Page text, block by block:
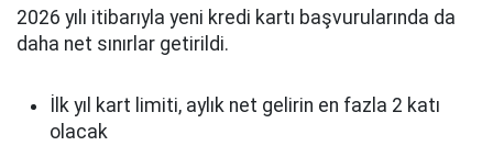
2026 yılı itibarıyla yeni kredi kartı başvurularında da
daha net sınırlar getirildi.
İlk yıl kart limiti, aylık net gelirin en fazla 2 katı
olacak